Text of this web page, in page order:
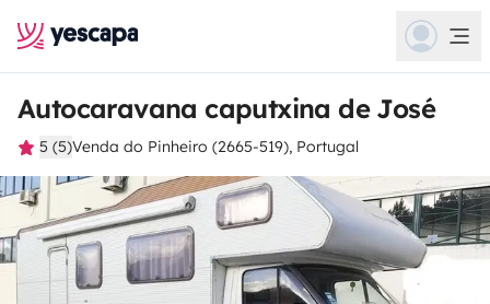
Autocaravana caputxina de José
5 (5)Venda do Pinheiro (2665-519), Portugal